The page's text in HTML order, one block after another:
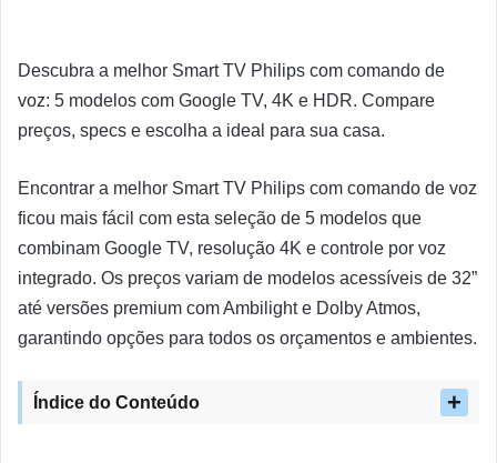
Descubra a melhor Smart TV Philips com comando de
voz: 5 modelos com Google TV, 4K e HDR. Compare
preços, specs e escolha a ideal para sua casa.
Encontrar a melhor Smart TV Philips com comando de voz
ficou mais fácil com esta seleção de 5 modelos que
combinam Google TV, resolução 4K e controle por voz
integrado. Os preços variam de modelos acessíveis de 32”
até versões premium com Ambilight e Dolby Atmos,
garantindo opções para todos os orçamentos e ambientes.
Índice do Conteúdo